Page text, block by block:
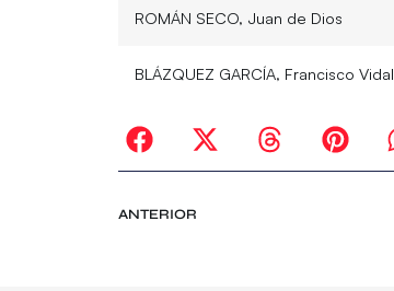
ROMÁN SECO, Juan de Dios
BLÁZQUEZ GARCÍA, Francisco Vidal
ANTERIOR